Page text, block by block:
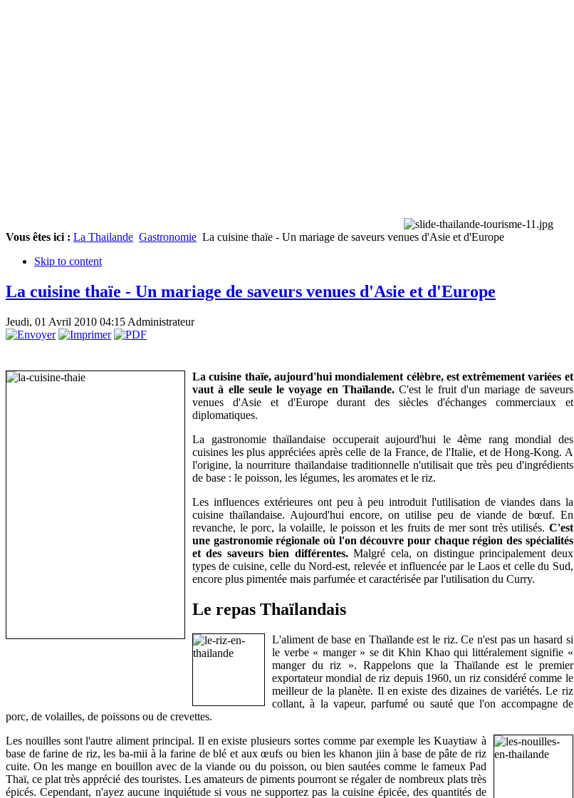
Vous êtes ici : La Thailande Gastronomie La cuisine thaïe - Un mariage de saveurs venues d'Asie et d'Europe
Skip to content
La cuisine thaïe - Un mariage de saveurs venues d'Asie et d'Europe
Jeudi, 01 Avril 2010 04:15 Administrateur
La cuisine thaïe, aujourd'hui mondialement célèbre, est extrêmement variées et
vaut à elle seule le voyage en Thaïlande.C'est le fruit d'un mariage de saveurs
venues d'Asie et d'Europe durant des siècles d'échanges commerciaux et
diplomatiques.
La gastronomie thaïlandaise occuperait aujourd'hui le 4ème rang mondial des
cuisines les plus appréciées après celle de la France, de l'Italie, et de Hong-Kong. A
l'origine, la nourriture thaïlandaise traditionnelle n'utilisait que très peu d'ingrédients
de base : le poisson, les légumes, les aromates et le riz.
Les influences extérieures ont peu à peu introduit l'utilisation de viandes dans la
cuisine thaïlandaise. Aujourd'hui encore, on utilise peu de viande de bœuf. En
revanche, le porc, la volaille, le poisson et les fruits de mer sont très utilisés. C'est
une gastronomie régionale où l'on découvre pour chaque région des spécialités
et des saveurs bien différentes.Malgré cela, on distingue principalement deux
types de cuisine, celle du Nord-est, relevée et influencée par le Laos et celle du Sud,
encore plus pimentée mais parfumée et caractérisée par l'utilisation du Curry.
Le repas Thaïlandais
L'aliment de base en Thaïlande est le riz. Ce n'est pas un hasard si
le verbe « manger » se dit Khin Khao qui littéralement signifie «
manger du riz ». Rappelons que la Thaïlande est le premier
exportateur mondial de riz depuis 1960, un riz considéré comme le
meilleur de la planète. Il en existe des dizaines de variétés. Le riz
collant, à la vapeur, parfumé ou sauté que l'on accompagne de
porc, de volailles, de poissons ou de crevettes.
Les nouilles sont l'autre aliment principal. Il en existe plusieurs sortes comme par exemple les Kuaytiaw à
base de farine de riz, les ba-mii à la farine de blé et aux œufs ou bien les khanon jiin à base de pâte de riz
cuite. On les mange en bouillon avec de la viande ou du poisson, ou bien sautées comme le fameux Pad
Thaï, ce plat très apprécié des touristes. Les amateurs de piments pourront se régaler de nombreux plats très
épicés. Cependant, n'ayez aucune inquiétude si vous ne supportez pas la cuisine épicée, des quantités de